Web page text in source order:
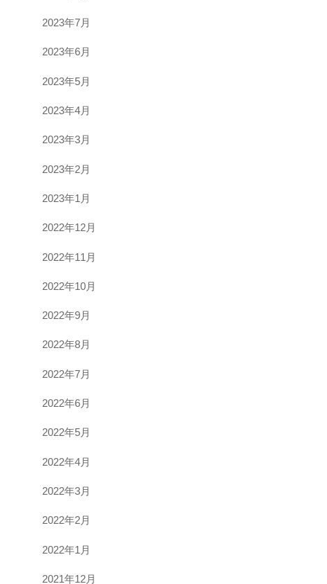
2023年7月
2023年6月
2023年5月
2023年4月
2023年3月
2023年2月
2023年1月
2022年12月
2022年11月
2022年10月
2022年9月
2022年8月
2022年7月
2022年6月
2022年5月
2022年4月
2022年3月
2022年2月
2022年1月
2021年12月